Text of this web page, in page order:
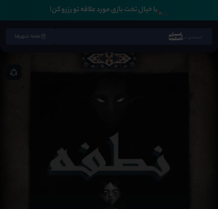
🛏️با خیال تخت بازی مورد علاقه تو رزرو کن!
همه شهرها